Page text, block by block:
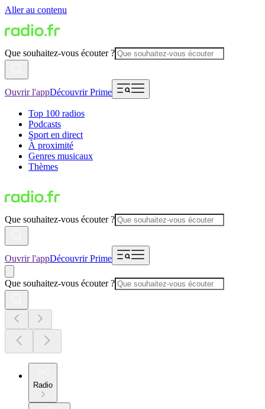
Aller au contenu
Que souhaitez-vous écouter ?
Ouvrir l'appDécouvrir Prime
Top 100 radios
Podcasts
Sport en direct
À proximité
Genres musicaux
Thèmes
Que souhaitez-vous écouter ?
Ouvrir l'appDécouvrir Prime
Que souhaitez-vous écouter ?
Radio